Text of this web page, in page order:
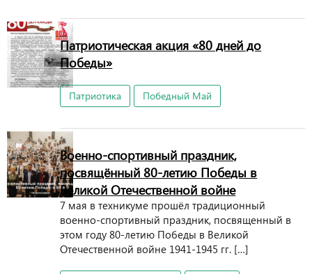
Патриотическая акция «80 дней до
Победы»
Патриотика Победный Май
Военно-спортивный праздник,
посвящённый 80-летию Победы в
Великой Отечественной войне
7 мая в техникуме прошёл традиционный
военно-спортивный праздник, посвященный в
этом году 80-летию Победы в Великой
Отечественной войне 1941-1945 гг. […]